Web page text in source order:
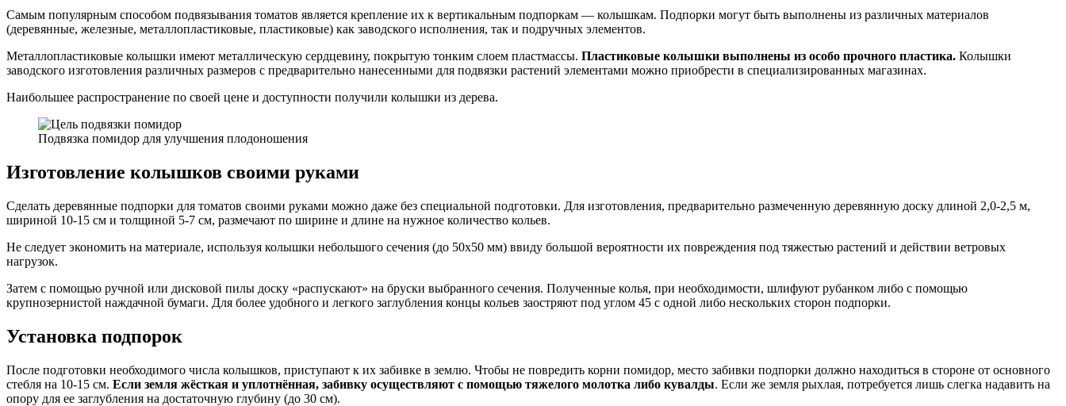
Самым популярным способом подвязывания томатов является крепление их к вертикальным подпоркам — колышкам. Подпорки могут быть выполнены из различных материалов
(деревянные, железные, металлопластиковые, пластиковые) как заводского исполнения, так и подручных элементов.
Металлопластиковые колышки имеют металлическую сердцевину, покрытую тонким слоем пластмассы. Пластиковые колышки выполнены из особо прочного пластика. Колышки
заводского изготовления различных размеров с предварительно нанесенными для подвязки растений элементами можно приобрести в специализированных магазинах.
Наибольшее распространение по своей цене и доступности получили колышки из дерева.
Подвязка помидор для улучшения плодоношения
Изготовление колышков своими руками
Сделать деревянные подпорки для томатов своими руками можно даже без специальной подготовки. Для изготовления, предварительно размеченную деревянную доску длиной 2,0-2,5 м,
шириной 10-15 см и толщиной 5-7 см, размечают по ширине и длине на нужное количество кольев.
Не следует экономить на материале, используя колышки небольшого сечения (до 50х50 мм) ввиду большой вероятности их повреждения под тяжестью растений и действии ветровых
нагрузок.
Затем с помощью ручной или дисковой пилы доску «распускают» на бруски выбранного сечения. Полученные колья, при необходимости, шлифуют рубанком либо с помощью
крупнозернистой наждачной бумаги. Для более удобного и легкого заглубления концы кольев заостряют под углом 45 с одной либо нескольких сторон подпорки.
Установка подпорок
После подготовки необходимого числа колышков, приступают к их забивке в землю. Чтобы не повредить корни помидор, место забивки подпорки должно находиться в стороне от основного
стебля на 10-15 см. Если земля жёсткая и уплотнённая, забивку осуществляют с помощью тяжелого молотка либо кувалды. Если же земля рыхлая, потребуется лишь слегка надавить на
опору для ее заглубления на достаточную глубину (до 30 см).